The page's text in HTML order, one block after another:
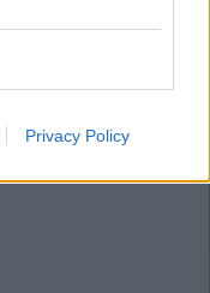
Privacy Policy
#tévhit
#megújuló